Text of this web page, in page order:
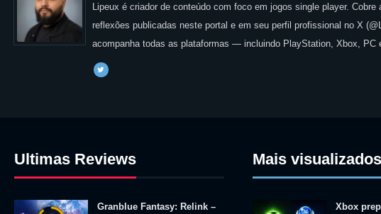
Lipeux é criador de conteúdo com foco em jogos single player.
reflexões publicadas neste portal e em seu perfil profissional no X
acompanha todas as plataformas — incluindo PlayStation, Xbox, PC
Ultimas Reviews
Granblue Fantasy: Relink –
Mais visualizados
Xbox